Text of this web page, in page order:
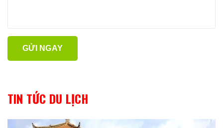
GỬI NGAY
TIN TỨC DU LỊCH